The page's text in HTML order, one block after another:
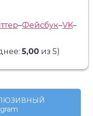
–Фейсбук–VK–
5,00из 5)